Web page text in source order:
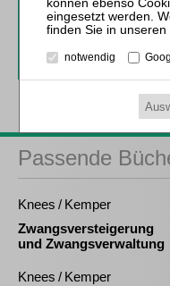
online-
Passende
Knees / Kemper
Zwangsversteigerung
und Zwangsverwaltung
Knees / Kemper
notwendig